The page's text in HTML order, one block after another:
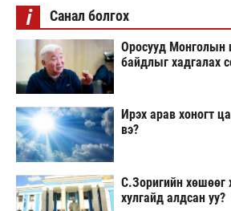
i Санал болгох
Оросууд Монголын
байдлыг хадгалах
Ирэх арав хоногт
вэ?
С.Зоригийн хөшөөг
хулгайд алдсан уу?